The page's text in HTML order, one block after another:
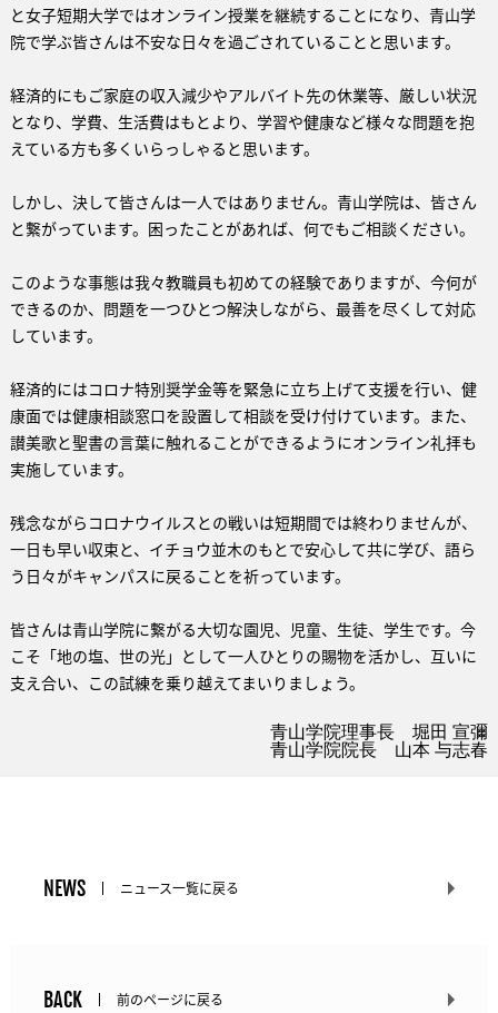
と女子短期大学ではオンライン授業を継続することになり、青山学
院で学ぶ皆さんは不安な日々を過ごされていることと思います。
経済的にもご家庭の収入減少やアルバイト先の休業等、厳しい状況
となり、学費、生活費はもとより、学習や健康など様々な問題を抱
えている方も多くいらっしゃると思います。
しかし、決して皆さんは一人ではありません。青山学院は、皆さん
と繋がっています。困ったことがあれば、何でもご相談ください。
このような事態は我々教職員も初めての経験でありますが、今何が
できるのか、問題を一つひとつ解決しながら、最善を尽くして対応
しています。
経済的にはコロナ特別奨学金等を緊急に立ち上げて支援を行い、健
康面では健康相談窓口を設置して相談を受け付けています。また、
讃美歌と聖書の言葉に触れることができるようにオンライン礼拝も
実施しています。
残念ながらコロナウイルスとの戦いは短期間では終わりませんが、
一日も早い収束と、イチョウ並木のもとで安心して共に学び、語ら
う日々がキャンパスに戻ることを祈っています。
皆さんは青山学院に繋がる大切な園児、児童、生徒、学生です。今
こそ「地の塩、世の光」として一人ひとりの賜物を活かし、互いに
支え合い、この試練を乗り越えてまいりましょう。
青山学院理事長 堀田 宣彌
青山学院院長 山本 与志春
NEWS ニュース一覧に戻る
BACK 前のページに戻る